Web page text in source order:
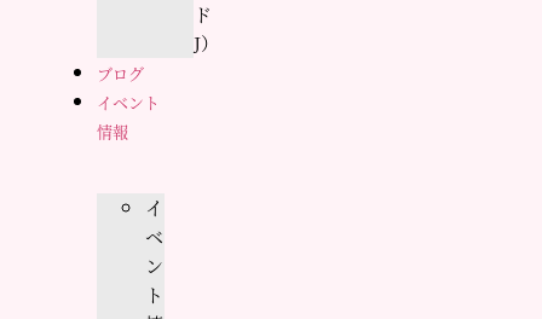
ド
J）
ブログ
イベント
情報
イ
ベ
ン
ト